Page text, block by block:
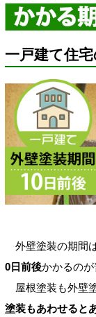
一戸建て住
外壁塗装の期間
0日前後かかるのが
屋根塗装も外壁
塗装もあわせると